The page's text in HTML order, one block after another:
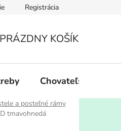
Registrácia
PRÁZDNY KOŠÍK
Chovateľské
a posteľné rámy
tmavohnedá